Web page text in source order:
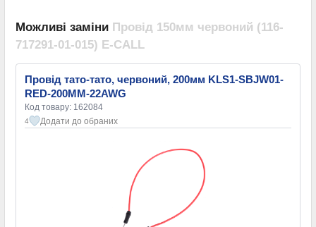
Можливі заміни Провід 150мм червоний (116-
717291-01-015) E-CALL
Провід тато-тато, червоний, 200мм KLS1-SBJW01-
RED-200MM-22AWG
Код товару: 162084
4 Додати до обраних